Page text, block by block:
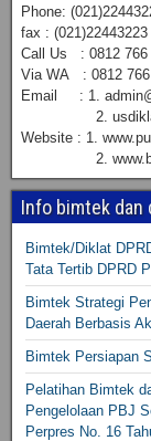
Phone:
fax : (021)22443223
Call Us : 0812 766
Via WA : 0812 766
Email : 1.
2.
Website : 1.
2.
Info bimtek dan
Bimtek/Diklat
Tata Tertib DPRD
Bimtek Strategi
Daerah Berbasis
Bimtek Persiapan
Pelatihan Bimtek
Pengelolaan PBJ
Perpres No. 16